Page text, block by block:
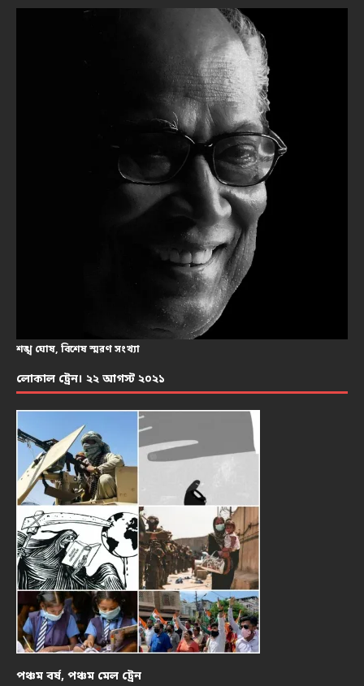
শঙ্খ ঘোষ, বিশেষ স্মরণ সংখ্যা
লোকাল ট্রেন। ২২ আগস্ট ২০২১
পঞ্চম বর্ষ, পঞ্চম মেল ট্রেন